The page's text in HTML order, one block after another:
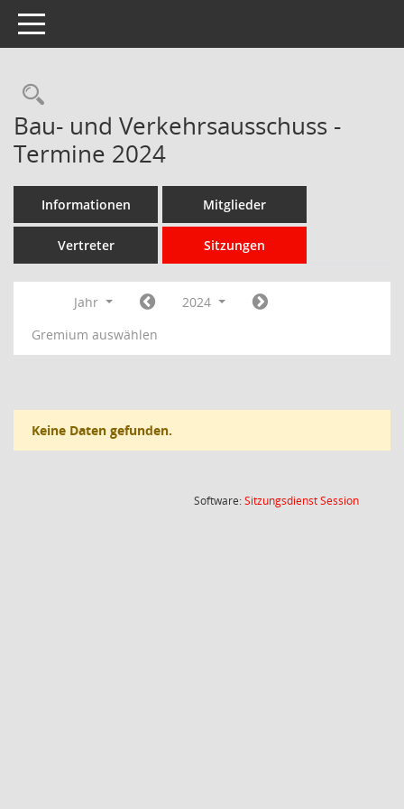
Toggle navigation
Rechercheauswahl
Bau- und Verkehrsausschuss -
Termine 2024
Informationen Mitglieder
Vertreter Sitzungen
Jahr
2024
Gremium auswählen
Keine Daten gefunden.
Software:SitzungsdienstSession(Wird in